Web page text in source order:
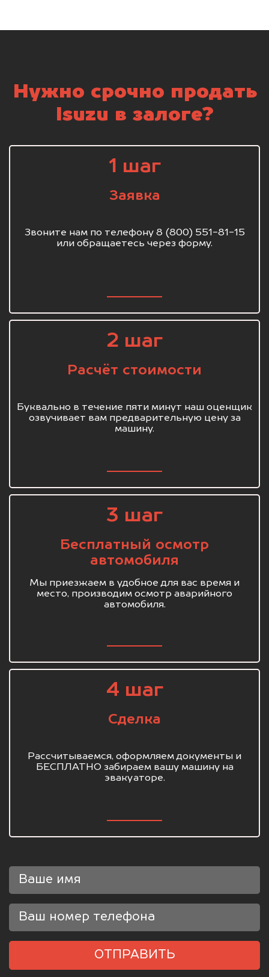
Нужно срочно продать
Isuzu в залоге?
1 шаг
Заявка
Звоните нам по телефону 8 (800) 551-81-15
или обращаетесь через форму.
2 шаг
Расчёт стоимости
Буквально в течение пяти минут наш оценщик
озвучивает вам предварительную цену за
машину.
3 шаг
Бесплатный осмотр
автомобиля
Мы приезжаем в удобное для вас время и
место, производим осмотр аварийного
автомобиля.
4 шаг
Сделка
Рассчитываемся, оформляем документы и
БЕСПЛАТНО забираем вашу машину на
эвакуаторе.
ОТПРАВИТЬ